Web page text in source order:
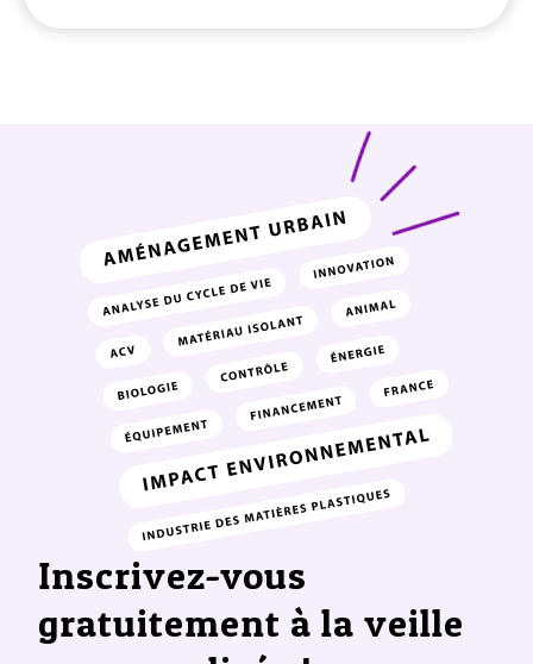
Inscrivez-vous
gratuitement à la veille